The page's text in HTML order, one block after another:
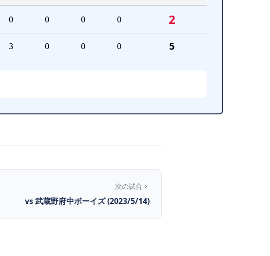
0 0 0 0 2
3 0 0 0 5
次の試合
vs 武蔵野府中ボーイズ (2023/5/14)